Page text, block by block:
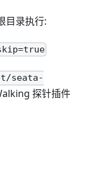
目录执行:
seata-
探针插件